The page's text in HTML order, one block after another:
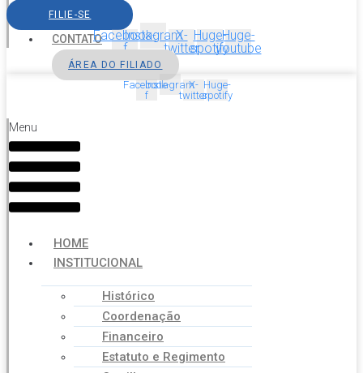
SERVIÇOS
AGENDA
CONTATO
FILIE-SE
Facebook-
f
InstagramX-
twitter
Huge-
spotify
Huge-
youtube
ÁREA DO FILIADO
Facebook-
f
InstagramX-
twitter
Huge-
spotify
Menu
HOME
INSTITUCIONAL
Histórico
Coordenação
Financeiro
Estatuto e Regimento